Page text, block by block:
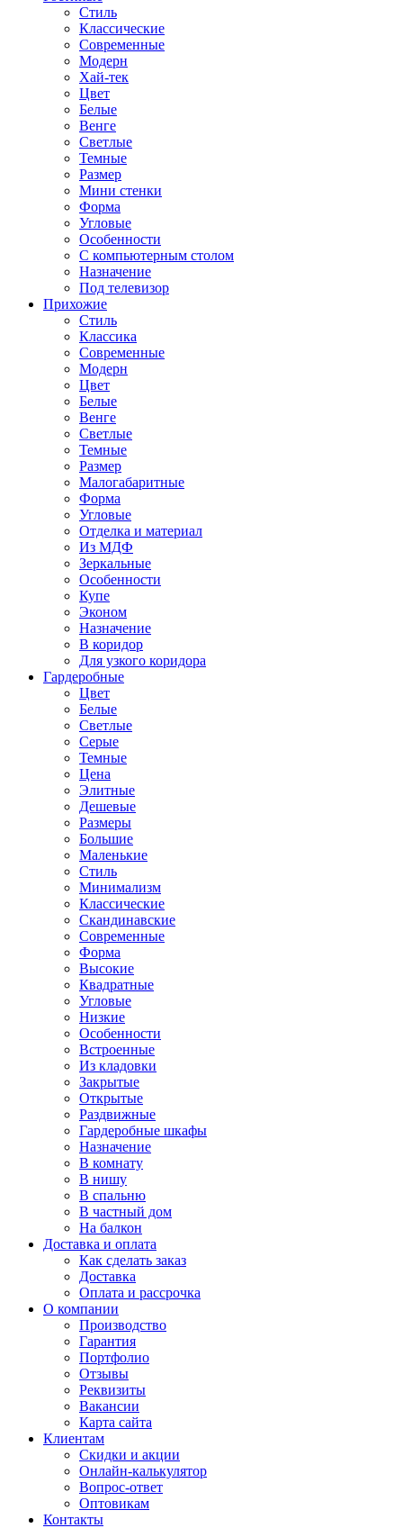
Стиль
Классические
Современные
Модерн
Хай-тек
Цвет
Белые
Венге
Светлые
Темные
Размер
Мини стенки
Форма
Угловые
Особенности
С компьютерным столом
Назначение
Под телевизор
Прихожие
Стиль
Классика
Современные
Модерн
Цвет
Белые
Венге
Светлые
Темные
Размер
Малогабаритные
Форма
Угловые
Отделка и материал
Из МДФ
Зеркальные
Особенности
Купе
Эконом
Назначение
В коридор
Для узкого коридора
Гардеробные
Цвет
Белые
Светлые
Серые
Темные
Цена
Элитные
Дешевые
Размеры
Большие
Маленькие
Стиль
Минимализм
Классические
Скандинавские
Современные
Форма
Высокие
Квадратные
Угловые
Низкие
Особенности
Встроенные
Из кладовки
Закрытые
Открытые
Раздвижные
Гардеробные шкафы
Назначение
В комнату
В нишу
В спальню
В частный дом
На балкон
Доставка и оплата
Как сделать заказ
Доставка
Оплата и рассрочка
О компании
Производство
Гарантия
Портфолио
Отзывы
Реквизиты
Вакансии
Карта сайта
Клиентам
Скидки и акции
Онлайн-калькулятор
Вопрос-ответ
Оптовикам
Контакты